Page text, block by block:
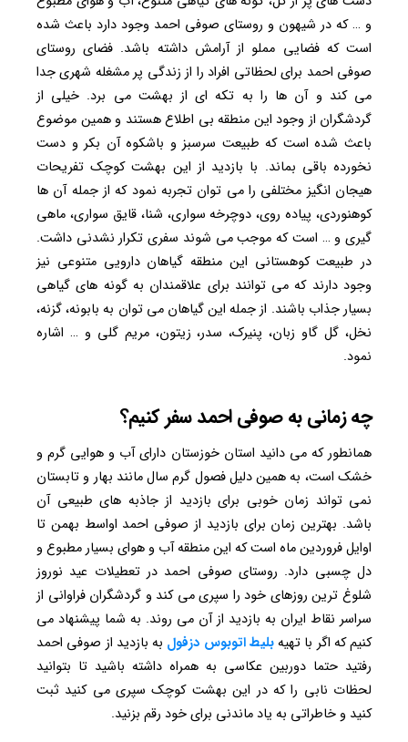
و … که در شیهون و روستای صوفی احمد وجود دارد باعث شده
است که فضایی مملو از آرامش داشته باشد. فضای روستای
صوفی احمد برای لحظاتی افراد را از زندگی پر مشغله شهری جدا
می کند و آن ها را به تکه ای از بهشت می برد. خیلی از
گردشگران از وجود این منطقه بی اطلاع هستند و همین موضوع
باعث شده است که طبیعت سرسبز و باشکوه آن بکر و دست
نخورده باقی بماند. با بازدید از این بهشت کوچک تفریحات
هیجان انگیز مختلفی را می توان تجربه نمود که از جمله آن ها
کوهنوردی، پیاده روی، دوچرخه سواری، شنا، قایق سواری، ماهی
گیری و … است که موجب می شوند سفری تکرار نشدنی داشت.
در طبیعت کوهستانی این منطقه گیاهان دارویی متنوعی نیز
وجود دارند که می توانند برای علاقمندان به گونه های گیاهی
بسیار جذاب باشند. از جمله این گیاهان می توان به بابونه، گزنه،
نخل، گل گاو زبان، پنیرک، سدر، زیتون، مریم گلی و … اشاره
نمود.
چه زمانی به صوفی احمد سفر کنیم؟
همانطور که می دانید استان خوزستان دارای آب و هوایی گرم و
خشک است، به همین دلیل فصول گرم سال مانند بهار و تابستان
نمی تواند زمان خوبی برای بازدید از جاذبه های طبیعی آن
باشد. بهترین زمان برای بازدید از صوفی احمد اواسط بهمن تا
اوایل فروردین ماه است که این منطقه آب و هوای بسیار مطبوع و
دل چسبی دارد. روستای صوفی احمد در تعطیلات عید نوروز
شلوغ ترین روزهای خود را سپری می کند و گردشگران فراوانی از
سراسر نقاط ایران به بازدید از آن می روند. به شما پیشنهاد می
کنیم که اگر با تهیهبلیطاتوبوس دزفول به بازدید از صوفی احمد
رفتید حتما دوربین عکاسی به همراه داشته باشید تا بتوانید
لحظات نابی را که در این بهشت کوچک سپری می کنید ثبت
کنید و خاطراتی به یاد ماندنی برای خود رقم بزنید.